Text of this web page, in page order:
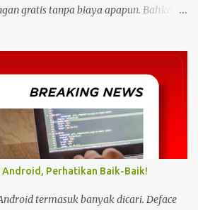
gratis tanpa biaya apapun. Bahkan
sekarang juga. Pasalnya menonton
apapun itu di situs tidak resmi disebut
peretasan pada perangkat elektronik.
oleh pengguna media sosial X,
Selasa (23/2/2024) siang. Dalam
laptop yang diduga diretas
menonton di layanan streaming ilegal. "
buat hp dan laptop kalian bisa ada
aware sama masalah kejahatan
Android, Perhatikan Baik-Baik!
termasuk banyak dicari. Deface